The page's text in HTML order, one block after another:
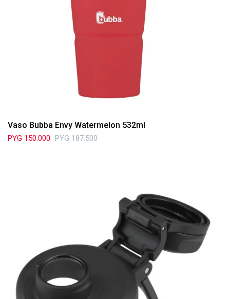
Vaso Bubba Envy Watermelon 532ml
PYG 150.000 PYG 187.500